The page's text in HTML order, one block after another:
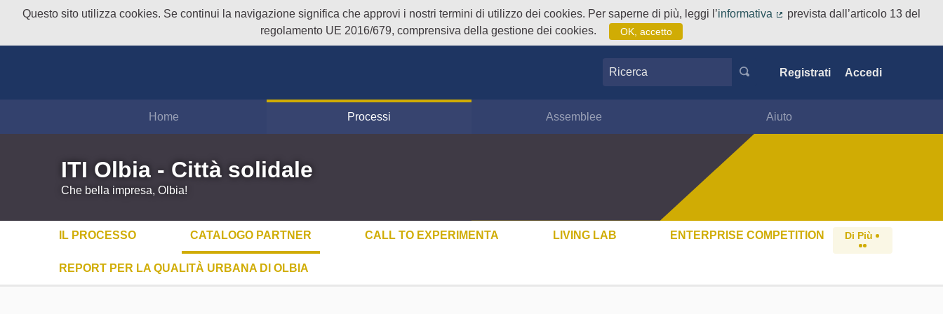
Questo sito utilizza cookies. Se continui la navigazione significa che approvi i nostri termini di utilizzo dei cookies. Per saperne di più, leggi l’informativa
prevista dall’articolo 13 del
regolamento UE 2016/679, comprensiva della gestione dei cookies.
OK, accetto
Ricerca Registrati Accedi
Home Processi Assemblee Aiuto
ITI Olbia - Città solidale
Che bella impresa, Olbia!
IL PROCESSO CATALOGO PARTNER CALL TO EXPERIMENTA LIVING LAB ENTERPRISE COMPETITION
REPORT PER LA QUALITÀ URBANA DI OLBIA
Di Più